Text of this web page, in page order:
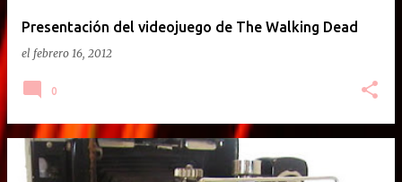
Presentación del videojuego de The Walking Dead
el febrero 16, 2012
0